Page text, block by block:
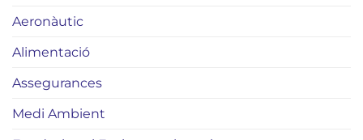
Aeronàutic
Alimentació
Assegurances
Medi Ambient